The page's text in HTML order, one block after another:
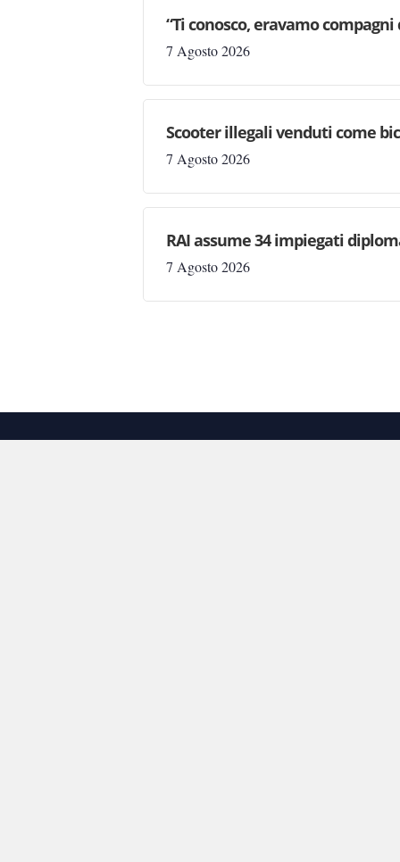
“Ti conosco, eravamo
7 Agosto 2026
Scooter illegali venduti come
7 Agosto 2026
RAI assume 34 impiegati
7 Agosto 2026